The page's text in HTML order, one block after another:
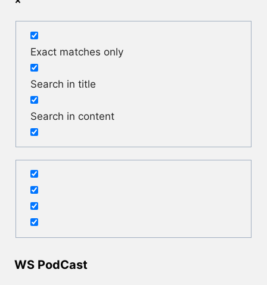
Exact matches only
Search in title
Search in content
WS PodCast